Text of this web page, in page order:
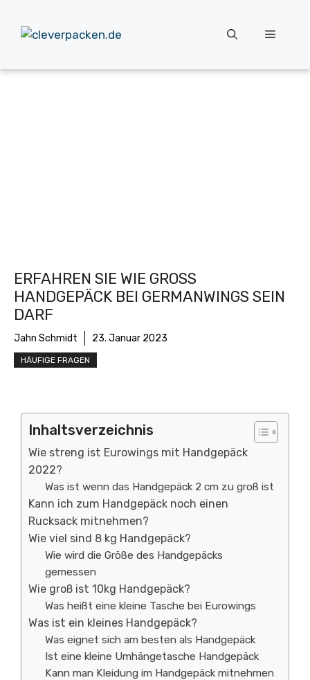
Inhalt
springen
Menü
ERFAHREN SIE WIE GROSS H
ANDGEPÄCK BEI GERMANWINGS SEIN D
ARF
Jahn Schmidt 23. Januar 2023
HÄUFIGE FRAGEN
Inhaltsverzeichnis
Wie streng ist Eurowings mit Handgepäck
2022?
Was ist wenn das Handgepäck 2 cm zu groß ist
Kann ich zum Handgepäck noch einen
Rucksack mitnehmen?
Wie viel sind 8 kg Handgepäck?
Wie wird die Größe des Handgepäcks
gemessen
Wie groß ist 10kg Handgepäck?
Was heißt eine kleine Tasche bei Eurowings
Was ist ein kleines Handgepäck?
Was eignet sich am besten als Handgepäck
Ist eine kleine Umhängetasche Handgepäck
Kann man Kleidung im Handgepäck mitnehmen